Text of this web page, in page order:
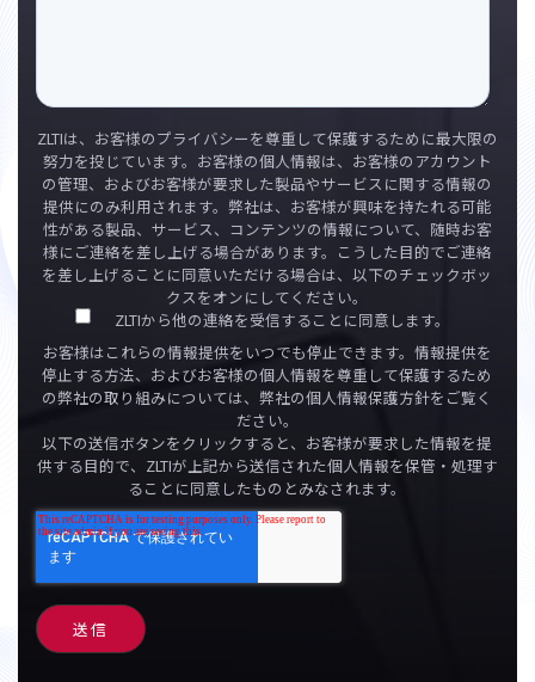
ZLTIは、お客様のプライバシーを尊重して保護するために最大限の
努力を投じています。お客様の個人情報は、お客様のアカウント
の管理、およびお客様が要求した製品やサービスに関する情報の
提供にのみ利用されます。弊社は、お客様が興味を持たれる可能
性がある製品、サービス、コンテンツの情報について、随時お客
様にご連絡を差し上げる場合があります。こうした目的でご連絡
を差し上げることに同意いただける場合は、以下のチェックボッ
クスをオンにしてください。
ZLTIから他の連絡を受信することに同意します。
お客様はこれらの情報提供をいつでも停止できます。情報提供を
停止する方法、およびお客様の個人情報を尊重して保護するため
の弊社の取り組みについては、弊社の個人情報保護方針をご覧く
ださい。
以下の送信ボタンをクリックすると、お客様が要求した情報を提
供する目的で、ZLTIが上記から送信された個人情報を保管・処理す
ることに同意したものとみなされます。